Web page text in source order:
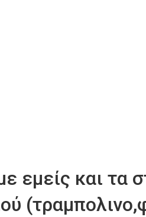
εμείς και τα